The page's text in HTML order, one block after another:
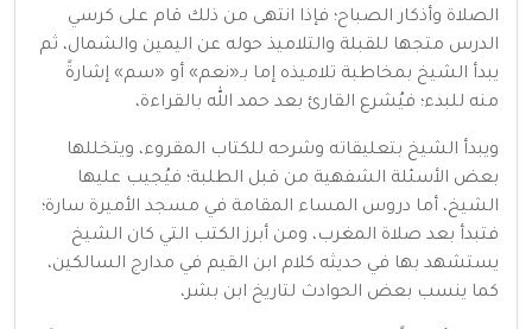
الصلاة وأذكار الصباح؛ فإذا انتهى من ذلك قام على كرسي
الدرس متجها للقبلة والتلاميذ حوله عن اليمين والشمال، ثم
يبدأ الشيخ بمخاطبة تلاميذه إما بـ«نعم» أو «سم» إشارةً
منه للبدء؛ فيُشرع القارئ بعد حمد الله بالقراءة،
ويبدأ الشيخ بتعليقاته وشرحه للكتاب المقروء، ويتخللها
بعض الأسئلة الشفهية من قبل الطلبة؛ فيُجيب عليها
الشيخ، أما دروس المساء المقامة في مسجد الأميرة سارة؛
فتبدأ بعد صلاة المغرب، ومن أبرز الكتب التي كان الشيخ
يستشهد بها في حديثه كلام ابن القيم في مدارج السالكين،
كما ينسب بعض الحوادث لتاريخ ابن بشر،